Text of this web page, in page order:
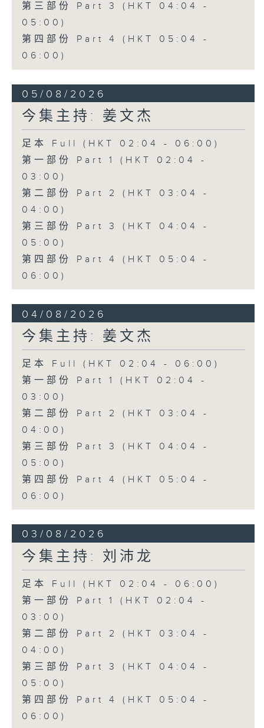
第三部份 Part 3 (HKT 04:04 -
05:00)
第四部份 Part 4 (HKT 05:04 -
06:00)
05/08/2026
今集主持: 姜文杰
足本 Full (HKT 02:04 - 06:00)
第一部份 Part 1 (HKT 02:04 -
03:00)
第二部份 Part 2 (HKT 03:04 -
04:00)
第三部份 Part 3 (HKT 04:04 -
05:00)
第四部份 Part 4 (HKT 05:04 -
06:00)
04/08/2026
今集主持: 姜文杰
足本 Full (HKT 02:04 - 06:00)
第一部份 Part 1 (HKT 02:04 -
03:00)
第二部份 Part 2 (HKT 03:04 -
04:00)
第三部份 Part 3 (HKT 04:04 -
05:00)
第四部份 Part 4 (HKT 05:04 -
06:00)
03/08/2026
今集主持: 刘沛龙
足本 Full (HKT 02:04 - 06:00)
第一部份 Part 1 (HKT 02:04 -
03:00)
第二部份 Part 2 (HKT 03:04 -
04:00)
第三部份 Part 3 (HKT 04:04 -
05:00)
第四部份 Part 4 (HKT 05:04 -
06:00)